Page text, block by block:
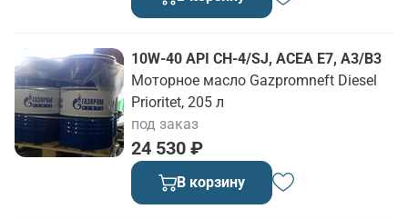
10W-40 API CH-4/SJ, ACEA E7, A3/B3
Моторное масло Gazpromneft Diesel
Prioritet, 205 л
24 530 ₽
под заказ
В корзину